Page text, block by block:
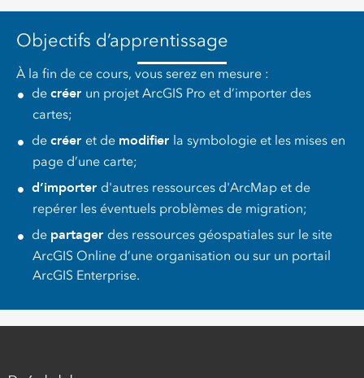
Objectifs d’apprentissage
À la fin de ce cours, vous serez en mesure :
de créer un projet ArcGIS Pro et d’importer des
cartes;
de créer et de modifier la symbologie et les mises en
page d’une carte;
d’importer d'autres ressources d'ArcMap et de
repérer les éventuels problèmes de migration;
de partager des ressources géospatiales sur le site
ArcGIS Online d’une organisation ou sur un portail
ArcGIS Enterprise.